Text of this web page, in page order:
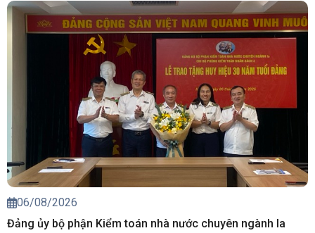
06/08/2026
Đảng ủy bộ phận Kiểm toán nhà nước chuyên ngành Ia